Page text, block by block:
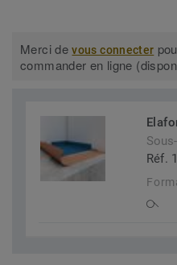
Merci devous connecter
commander en ligne
Réf.